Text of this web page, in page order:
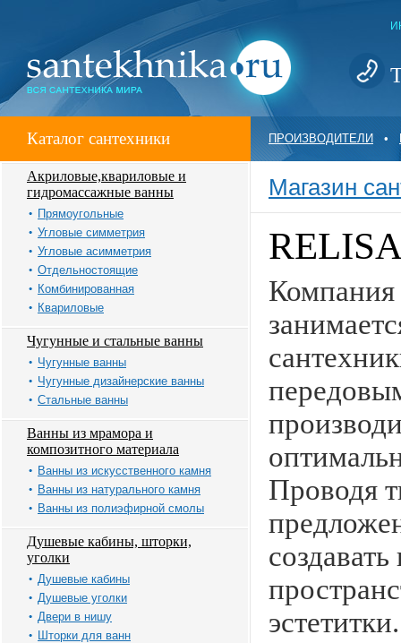
Каталог сантехники ПРОИЗВОДИТЕЛИ •
Акриловые,квариловые и
гидромассажные ванны
Прямоугольные
Угловые симметрия
Угловые асимметрия
Отдельностоящие
Комбинированная
Квариловые
Чугунные и стальные ванны
Чугунные ванны
Чугунные дизайнерские ванны
Стальные ванны
Ванны из мрамора и
композитного материала
Ванны из искусственного камня
Ванны из натурального камня
Ванны из полиэфирной смолы
Душевые кабины, шторки,
уголки
Душевые кабины
Душевые уголки
Двери в нишу
Шторки для ванн
Магазин
Компания
Проводя
эстетитки.